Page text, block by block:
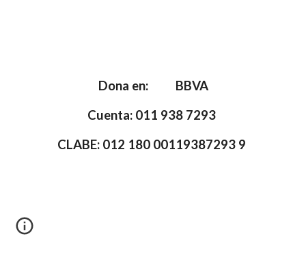
Dona en: BBVA
Cuenta: 011 938 7293
CLABE: 012 180 00119387293 9